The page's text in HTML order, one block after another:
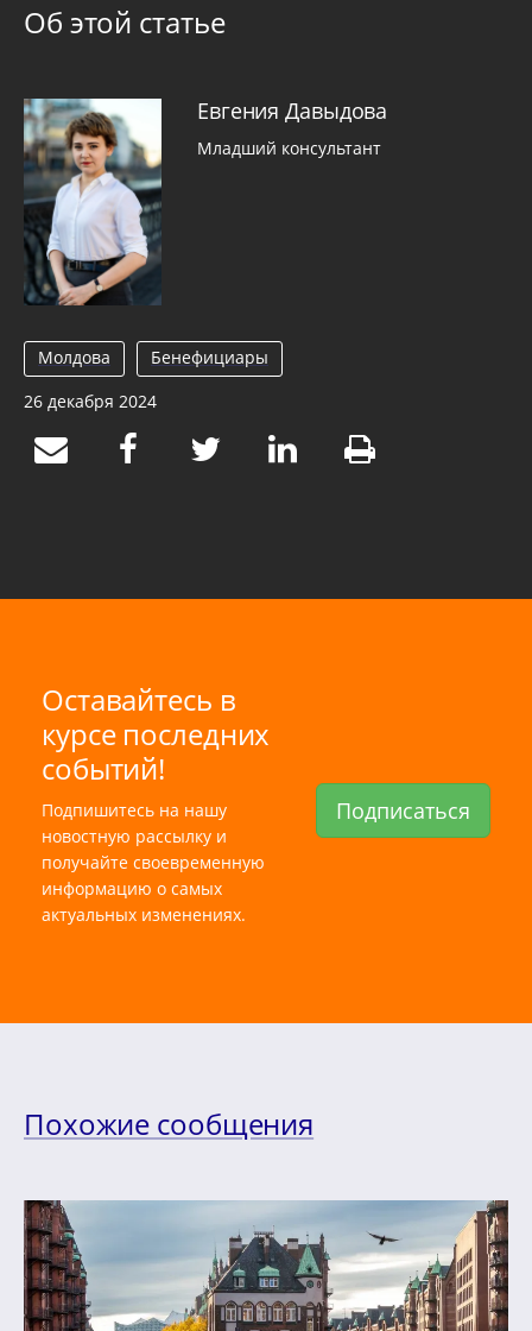
Об этой статье
Евгения Давыдова
Младший консультант
Молдова
Бенефициары
26 декабря 2024
Оставайтесь в
курсе последних
событий!
Подпишитесь на нашу
новостную рассылку и
получайте своевременную
информацию о самых
актуальных изменениях.
Подписаться
Похожие сообщения